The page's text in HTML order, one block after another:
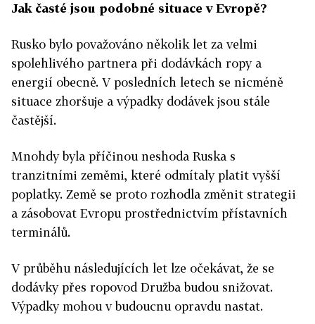
Jak časté jsou podobné situace v Evropě?
Rusko bylo považováno několik let za velmi
spolehlivého partnera při dodávkách ropy a
energií obecně. V posledních letech se nicméně
situace zhoršuje a výpadky dodávek jsou stále
častější.
Mnohdy byla příčinou neshoda Ruska s
tranzitními zeměmi, které odmítaly platit vyšší
poplatky. Země se proto rozhodla změnit strategii
a zásobovat Evropu prostřednictvím přístavních
terminálů.
V průběhu následujících let lze očekávat, že se
dodávky přes ropovod Družba budou snižovat.
Výpadky mohou v budoucnu opravdu nastat.